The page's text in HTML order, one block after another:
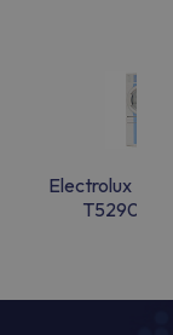
Electrolux
T5290